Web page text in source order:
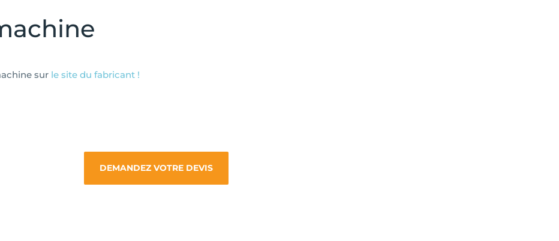
sur le site du fabricant !
DEMANDEZ VOTRE DEVIS